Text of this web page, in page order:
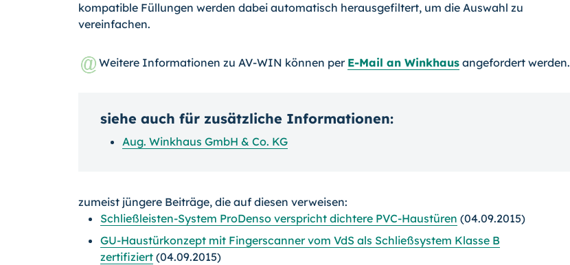
kompatible Füllungen werden dabei automatisch herausgefiltert, um die Auswahl zu
vereinfachen.
Weitere Informationen zu AV-WIN können per E-Mail an Winkhaus angefordert werden.
siehe auch für zusätzliche Informationen:
Aug. Winkhaus GmbH & Co. KG
zumeist jüngere Beiträge, die auf diesen verweisen:
Schließleisten-System ProDenso verspricht dichtere PVC-Haustüren (04.09.2015)
GU-Haustürkonzept mit Fingerscanner vom VdS als Schließsystem Klasse B
zertifiziert (04.09.2015)